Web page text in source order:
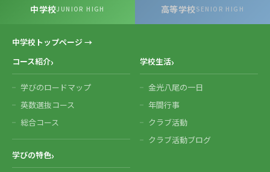
中学校JUNIOR HIGH 高等学校SENIOR HIGH
中学校トップページ →
コース紹介
学びのロードマップ
英数選抜コース
総合コース
学びの特色
学校生活
金光八尾の一日
年間行事
クラブ活動
クラブ活動ブログ